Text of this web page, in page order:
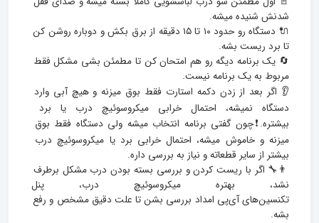
🔌 دستگاه رو حدود ۱۰ تا ۱۵ دقیقه از برق بکش و دوباره روشن کن
🔄 یک برنامه دیگه رو هم امتحان کن تا مطمئن بشی مشکل فقط
👂 اگر بعد از زدن دکمه استارت فقط بوق میزنه و هیچ آبی وارد
دستگاه نمیشه، احتمال خرابی میکروسوئیچ درب یا برد
بیشتره.❗چون گفتی برنامه انتخاب میشه ولی دستگاه فقط بوق
میزنه و خاموش میشه، احتمال خرابی برد یا میکروسوئیچ درب
👨‍🔧 اگر با ریست کردن و بررسی بسته بودن درب مشکل برطرف
نشد، بهتره میکروسوئیچ درب، پنل
تکنسین‌های آی‌پی امداد بررسی بشن تا علت دقیق مشخص و رفع
بشه.